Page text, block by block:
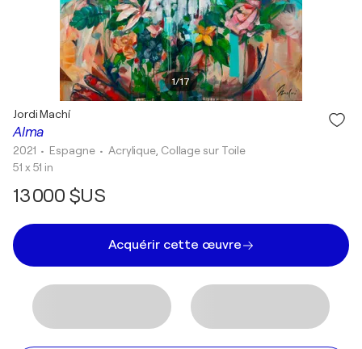
1/17
Alma
Jordi Machí
2021 • Espagne • Acrylique, Collage sur Toile
51 x 51 in
13 000 $US
Acquérir cette œuvre